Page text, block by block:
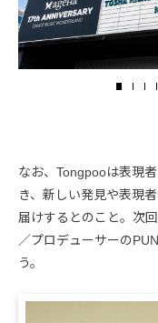
なお、Tongpooは表現
き、新しい発見や表現
届けするとのこと。次
／プロデューサーの
う。